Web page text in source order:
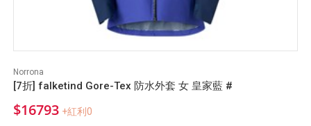
Norrona
[7折] falketind Gore-Tex 防水外套 女 皇家藍 #
$16793 +紅利0